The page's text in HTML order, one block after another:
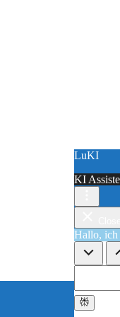
LuKI
KI
Hallo, ich
LuKI
KI
Hallo, ich